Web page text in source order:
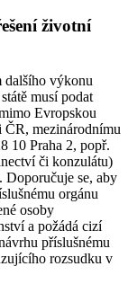
životní
dalšího výkonu
musí podat
Evropskou
ČR, mezinárodnímu
10 Praha 2, popř.
či konzulátu)
Doporučuje se, aby
orgánu
osoby
a požádá cizí
příslušnému
rozsudku v